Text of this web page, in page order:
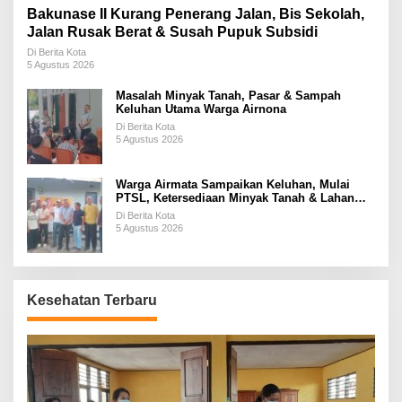
Bakunase II Kurang Penerang Jalan, Bis Sekolah,
Jalan Rusak Berat & Susah Pupuk Subsidi
Di Berita Kota
5 Agustus 2026
Masalah Minyak Tanah, Pasar & Sampah
Keluhan Utama Warga Airnona
Di Berita Kota
5 Agustus 2026
Warga Airmata Sampaikan Keluhan, Mulai
PTSL, Ketersediaan Minyak Tanah & Lahan
Pemakaman
Di Berita Kota
5 Agustus 2026
Kesehatan Terbaru